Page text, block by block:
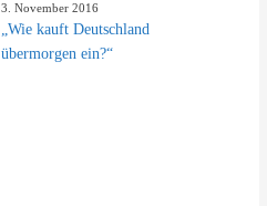
3. November 2016
„Wie kauft Deutschland
übermorgen ein?“